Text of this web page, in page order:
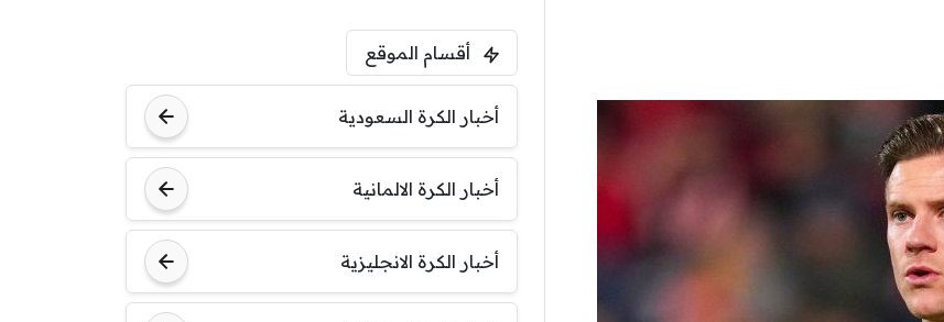
أقسام الموقع
أخبار الكرة السعودية
أخبار الكرة الالمانية
أخبار الكرة الانجليزية